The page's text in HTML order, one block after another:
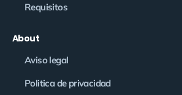
Requisitos
About
Aviso legal
Politica de privacidad